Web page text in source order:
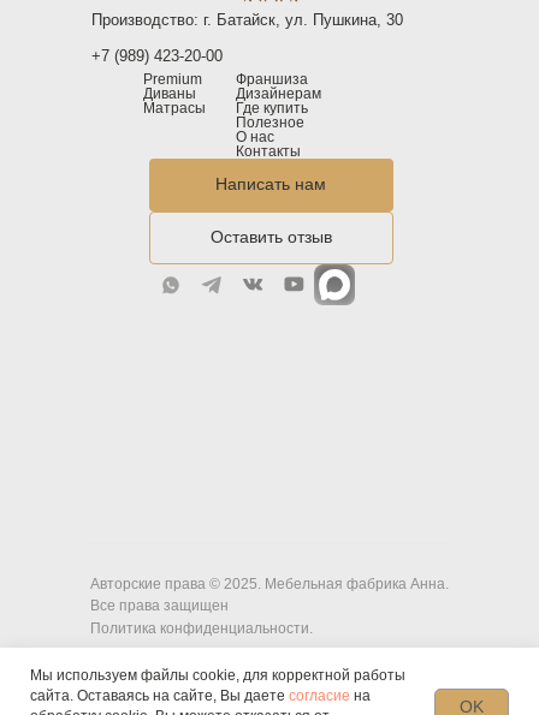
Мы используем файлы cookie, для корректной работы
сайта. Оставаясь на сайте, Вы даете согласие на
OK
Производство: г. Батайск, ул. Пушкина, 30
+7 (989) 423-20-00
Premium
Диваны
Матрасы
Франшиза
Дизайнерам
Где купить
Полезное
О нас
Контакты
Написать нам
Оставить отзыв
Авторские права © 2025. Мебельная фабрика Анна.
Все права защищен
Политика конфиденциальности.